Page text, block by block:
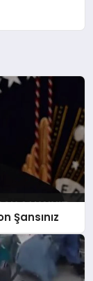
Şansınız